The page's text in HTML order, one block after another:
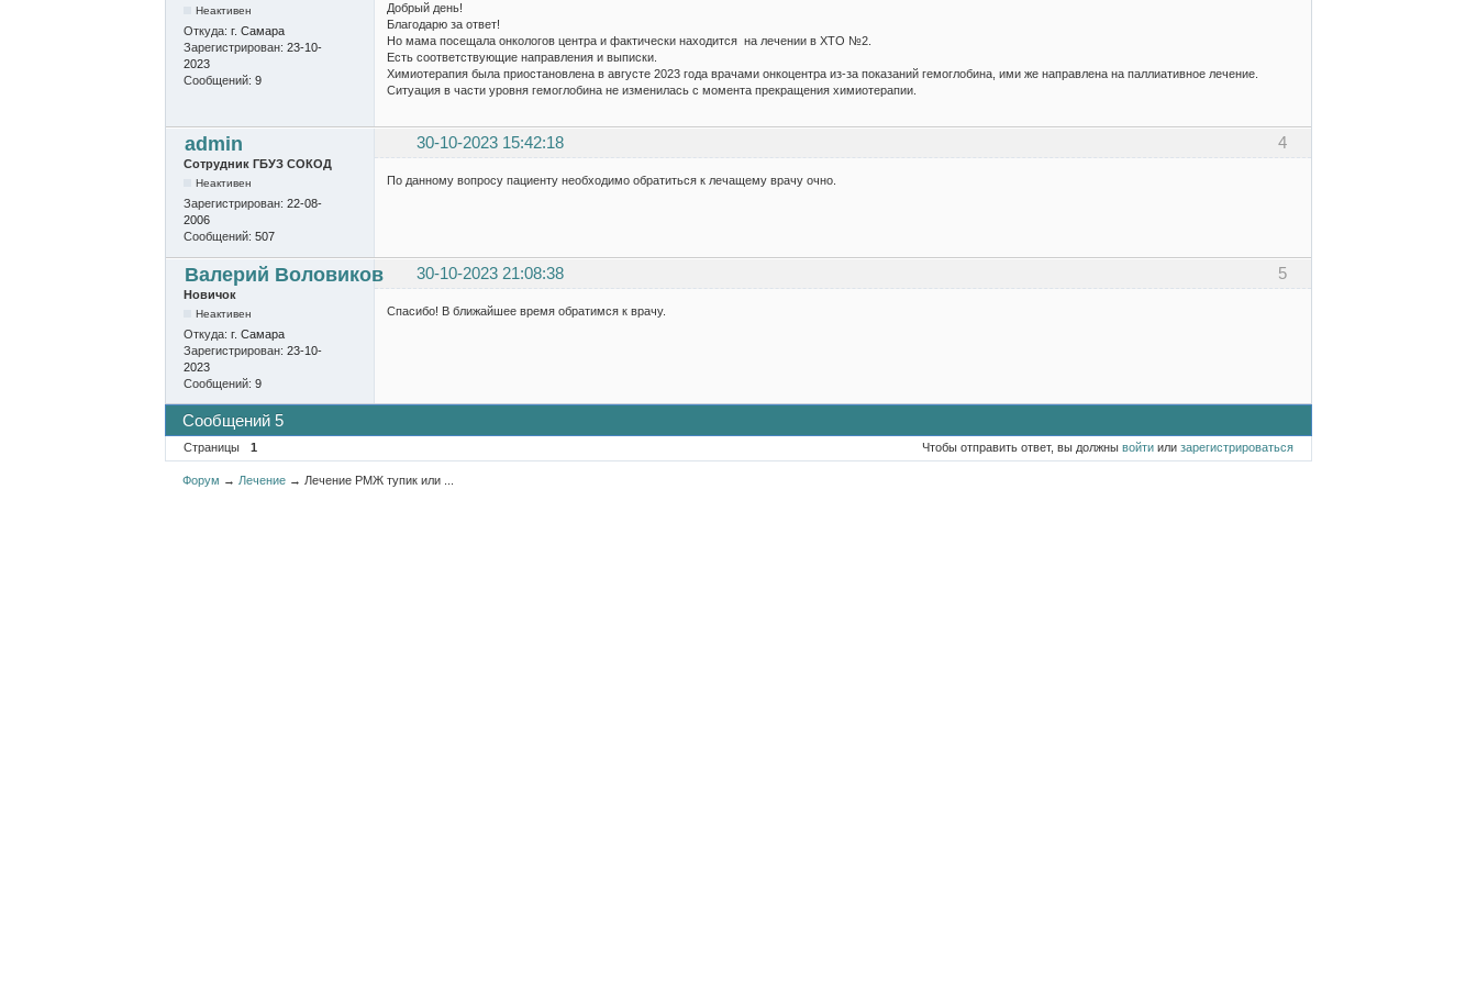
Неактивен
Откуда: г. Самара
Зарегистрирован: 23-10-
2023
Сообщений: 9
Добрый день!
Благодарю за ответ!
Но мама посещала онкологов центра и фактически находится на лечении в ХТО №2.
Есть соответствующие направления и выписки.
Химиотерапия была приостановлена в августе 2023 года врачами онкоцентра из-за показаний гемоглобина, ими же направлена на паллиативное лечение.
Ситуация в части уровня гемоглобина не изменилась с момента прекращения химиотерапии.
4
admin 30-10-2023 15:42:18
Сотрудник ГБУЗ СОКОД
Неактивен
Зарегистрирован: 22-08-
2006
Сообщений: 507
По данному вопросу пациенту необходимо обратиться к лечащему врачу очно.
5
Валерий Воловиков 30-10-2023 21:08:38
Новичок
Неактивен
Откуда: г. Самара
Зарегистрирован: 23-10-
2023
Сообщений: 9
Спасибо! В ближайшее время обратимся к врачу.
Сообщений 5
Страницы 1 Чтобы отправить ответ, вы должнывойти илизарегистрироваться
Форум → Лечение → Лечение РМЖ тупик или ...